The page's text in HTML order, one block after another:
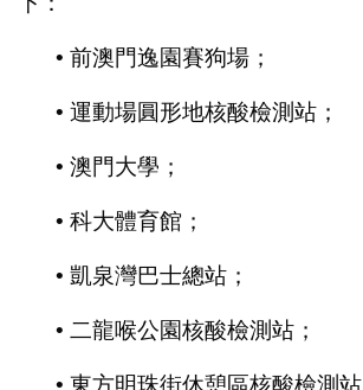
• 前澳門逸園賽狗場；
• 運動場圓形地核酸檢測站；
• 澳門大學；
• 科大體育館；
• 凱泉灣巴士總站；
• 二龍喉公園核酸檢測站；
• 東方明珠街休憩區核酸檢測站